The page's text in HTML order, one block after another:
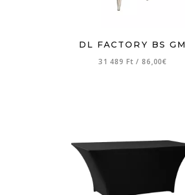
DL FACTORY BS GM
31 489 Ft/ 86,00€